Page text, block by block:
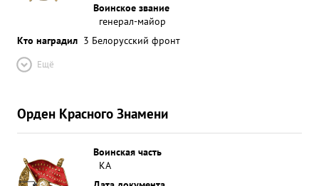
Воинское звание
генерал-майор
Кто наградил 3 Белорусский фронт
Ещё
Орден Красного Знамени
Воинская часть
КА